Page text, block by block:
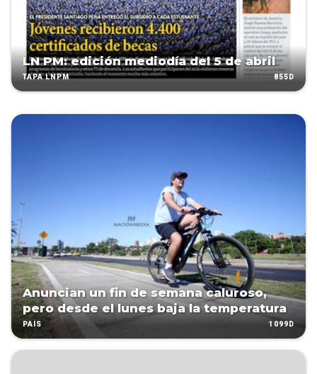
LN PM: edición mediodía del 5 de abril
TAPA LNPM 855D
Anuncian un fin de semana caluroso,
pero desde el lunes baja la temperatura
PAÍS 1099D